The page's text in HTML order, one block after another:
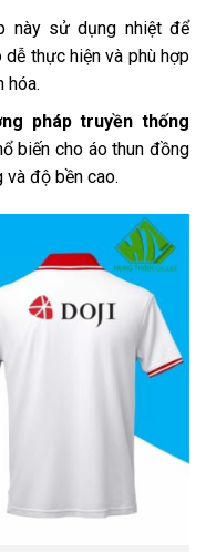
này sử dụng nhiệt để
thực hiện và phù hợp
hóa.
pháp truyền thống
biến cho áo thun đồng
độ bền cao.